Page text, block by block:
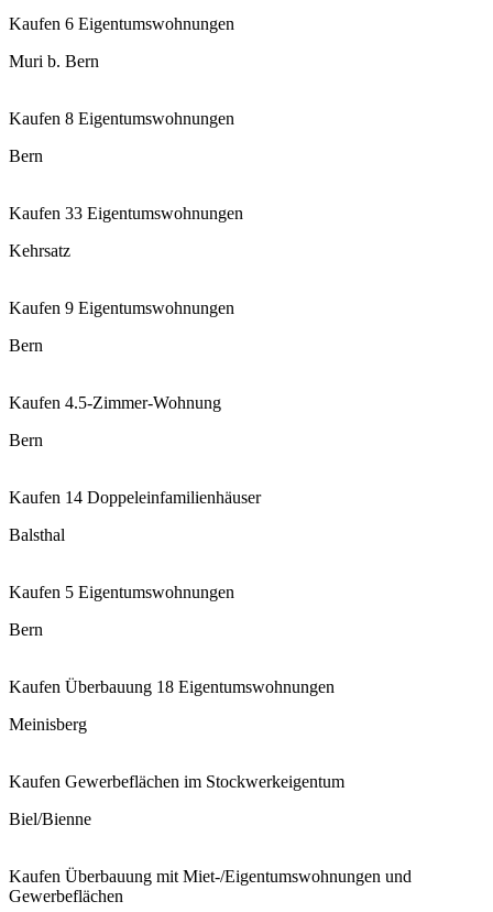
Kaufen 6 Eigentumswohnungen
Muri b. Bern
Kaufen 8 Eigentumswohnungen
Bern
Kaufen 33 Eigentumswohnungen
Kehrsatz
Kaufen 9 Eigentumswohnungen
Bern
Kaufen 4.5-Zimmer-Wohnung
Bern
Kaufen 14 Doppeleinfamilienhäuser
Balsthal
Kaufen 5 Eigentumswohnungen
Bern
Kaufen Überbauung 18 Eigentumswohnungen
Meinisberg
Kaufen Gewerbeflächen im Stockwerkeigentum
Biel/Bienne
Kaufen Überbauung mit Miet-/Eigentumswohnungen und
Gewerbeflächen